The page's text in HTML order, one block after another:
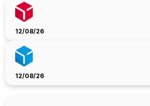
12/08/26
12/08/26